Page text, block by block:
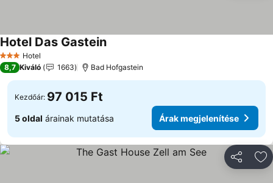
3 Kategória
Hotel
Hotel Das Gastein
8,7 Kiváló 1663 Bad Hofgastein
Kezdőár: 97 015 Ft
5 oldal árainak mutatása Árak megjelenítése